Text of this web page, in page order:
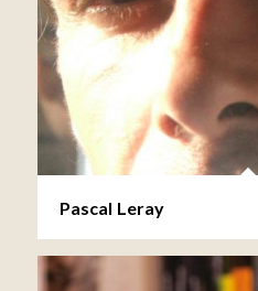
Pascal Leray